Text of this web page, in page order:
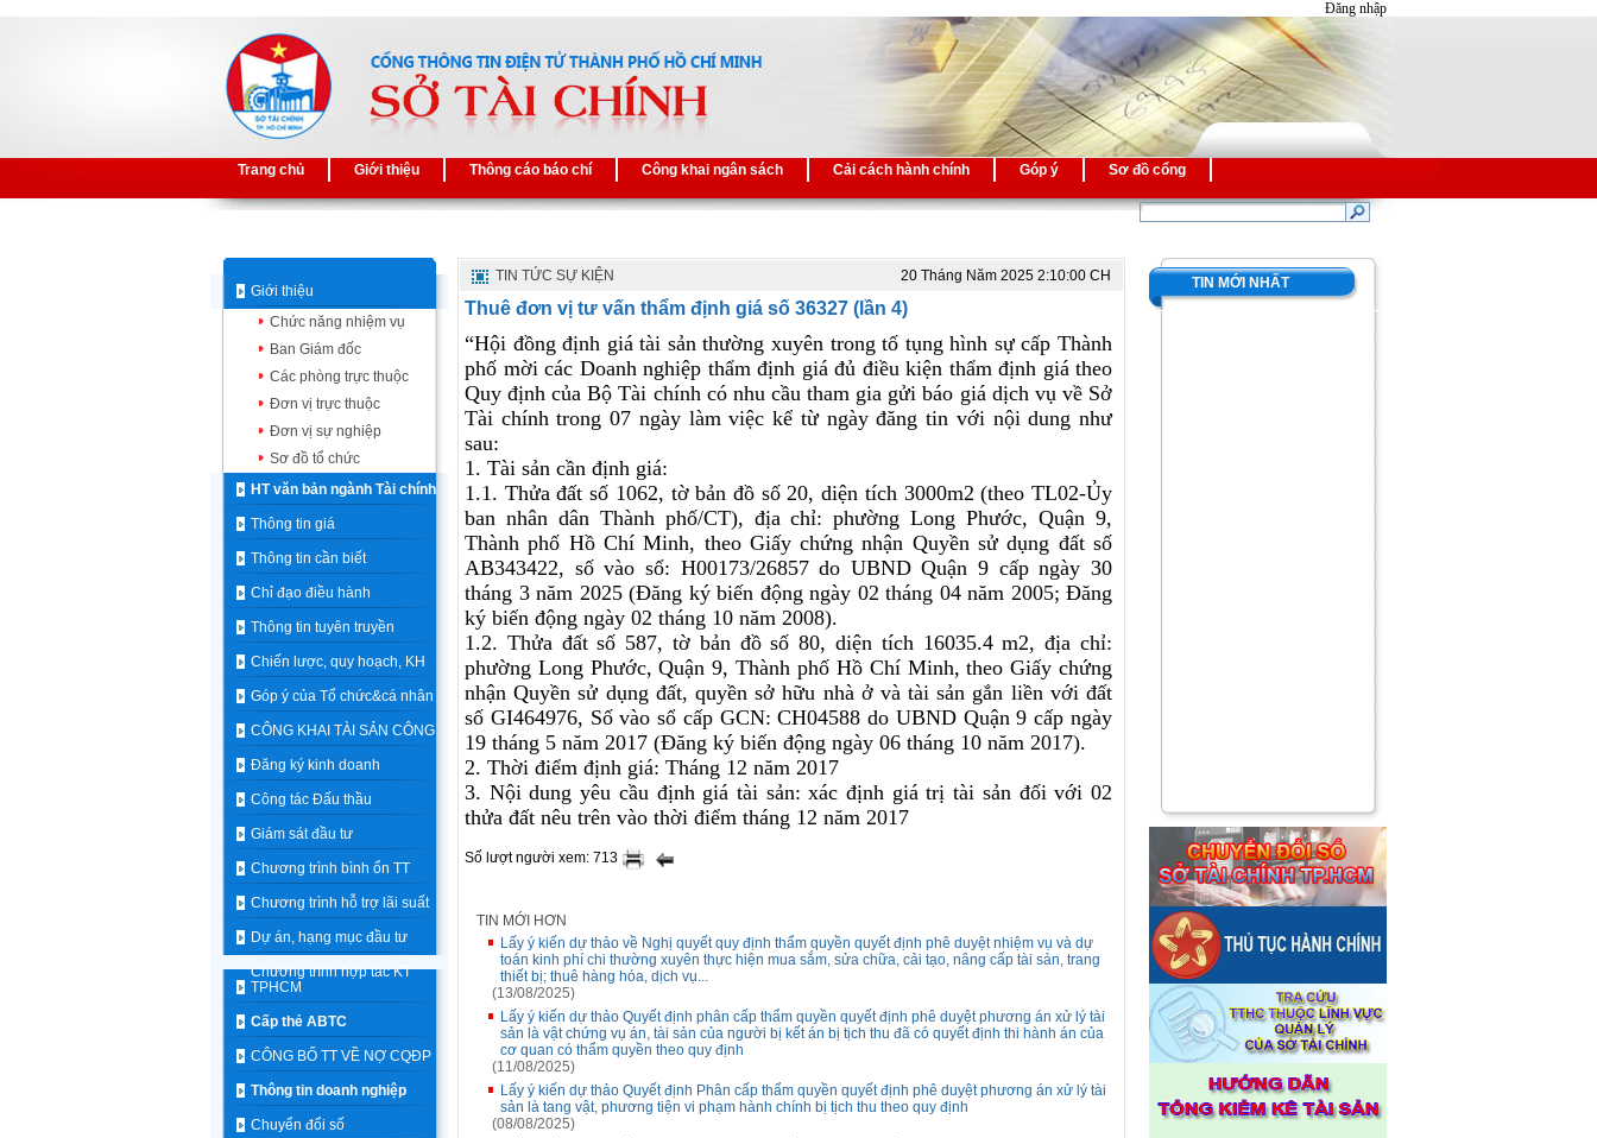
Đăng nhập
Trang chủ Giới thiệu Thông cáo báo chí Công khai ngân sách Cải cách hành chính Góp ý Sơ đồ cổng
Giới thiệu
Chức năng nhiệm vụ
Ban Giám đốc
Các phòng trực thuộc
Đơn vị trực thuộc
Đơn vị sự nghiệp
Sơ đồ tổ chức
HT văn bản ngành Tài chính
Thông tin giá
Thông tin cần biết
Chỉ đạo điều hành
Thông tin tuyên truyền
Chiến lược, quy hoạch, KH
Góp ý của Tổ chức&cá nhân
CÔNG KHAI TÀI SẢN CÔNG
Đăng ký kinh doanh
Công tác Đấu thầu
Giám sát đầu tư
Chương trình bình ổn TT
Chương trình hỗ trợ lãi suất
Dự án, hạng mục đầu tư
Chương trình hợp tác KT
TPHCM
Cấp thẻ ABTC
CÔNG BỐ TT VỀ NỢ CQĐP
Thông tin doanh nghiệp
Chuyển đổi số
TIN TỨC SỰ KIỆN 20 Tháng Năm 2025 2:10:00 CH
Thuê đơn vị tư vấn thẩm định giá số 36327 (lần 4)
“Hội đồng định giá tài sản thường xuyên trong tố tụng hình sự cấp Thành
phố mời các Doanh nghiệp thẩm định giá đủ điều kiện thẩm định giá theo
Quy định của Bộ Tài chính có nhu cầu tham gia gửi báo giá dịch vụ về Sở
Tài chính trong 07 ngày làm việc kể từ ngày đăng tin với nội dung như
sau:
1. Tài sản cần định giá:
1.1. Thửa đất số 1062, tờ bản đồ số 20, diện tích 3000m2 (theo TL02-Ủy
ban nhân dân Thành phố/CT), địa chỉ: phường Long Phước, Quận 9,
Thành phố Hồ Chí Minh, theo Giấy chứng nhận Quyền sử dụng đất số
AB343422, số vào sổ: H00173/26857 do UBND Quận 9 cấp ngày 30
tháng 3 năm 2025 (Đăng ký biến động ngày 02 tháng 04 năm 2005; Đăng
ký biến động ngày 02 tháng 10 năm 2008).
1.2. Thửa đất số 587, tờ bản đồ số 80, diện tích 16035.4 m2, địa chỉ:
phường Long Phước, Quận 9, Thành phố Hồ Chí Minh, theo Giấy chứng
nhận Quyền sử dụng đất, quyền sở hữu nhà ở và tài sản gắn liền với đất
số GI464976, Số vào sổ cấp GCN: CH04588 do UBND Quận 9 cấp ngày
19 tháng 5 năm 2017 (Đăng ký biến động ngày 06 tháng 10 năm 2017).
2. Thời điểm định giá: Tháng 12 năm 2017
3. Nội dung yêu cầu định giá tài sản: xác định giá trị tài sản đối với 02
thửa đất nêu trên vào thời điểm tháng 12 năm 2017
Số lượt người xem: 713
TIN MỚI HƠN
Lấy ý kiến dự thảo về Nghị quyết quy định thẩm quyền quyết định phê duyệt nhiệm vụ và dự
toán kinh phí chi thường xuyên thực hiện mua sắm, sửa chữa, cải tạo, nâng cấp tài sản, trang
thiết bị; thuê hàng hóa, dịch vụ...
(13/08/2025)
Lấy ý kiến dự thảo Quyết định phân cấp thẩm quyền quyết định phê duyệt phương án xử lý tài
sản là vật chứng vụ án, tài sản của người bị kết án bị tịch thu đã có quyết định thi hành án của
cơ quan có thẩm quyền theo quy định
(11/08/2025)
Lấy ý kiến dự thảo Quyết định Phân cấp thẩm quyền quyết định phê duyệt phương án xử lý tài
sản là tang vật, phương tiện vi phạm hành chính bị tịch thu theo quy định
(08/08/2025)
TIN MỚI NHẤT